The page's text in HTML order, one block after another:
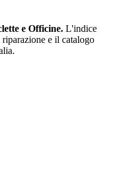
e Officine. L'indice
e il catalogo